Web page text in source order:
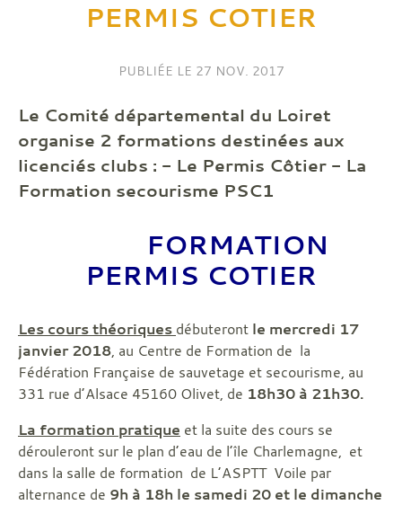
PERMIS COTIER
PUBLIÉE LE 27 NOV. 2017
Le Comité départemental du Loiret
organise 2 formations destinées aux
licenciés clubs : - Le Permis Côtier - La
Formation secourisme PSC1
FORMATION
PERMIS COTIER
Les cours théoriques débuteront le mercredi 17
janvier 2018, au Centre de Formation de la
Fédération Française de sauvetage et secourisme, au
331 rue d’Alsace 45160 Olivet, de 18h30 à 21h30.
La formation pratique et la suite des cours se
dérouleront sur le plan d’eau de l’île Charlemagne, et
dans la salle de formation de L’ASPTT Voile par
alternance de 9h à 18h le samedi 20 et le dimanche